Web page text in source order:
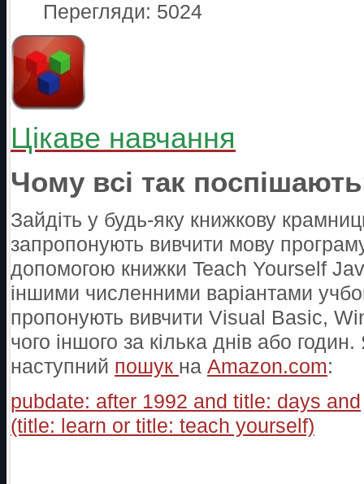
Перегляди: 5024
Цікаве навчання
Чому всі так
Зайдіть у будь-яку книжкову
запропонують вивчити мову
допомогою книжки Teach Yourself
іншими численними варіантами
пропонують вивчити Visual Basic,
чого іншого за кілька днів або годин.
наступний пошук на Amazon.com:
pubdate: after 1992 and title: days and
(title: learn or title: teach yourself)